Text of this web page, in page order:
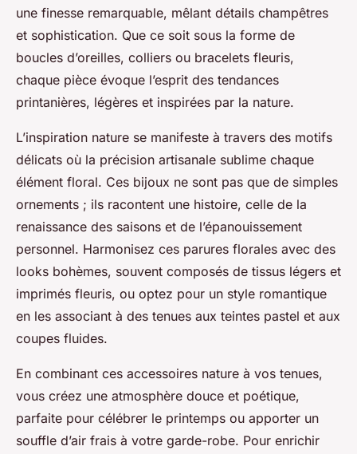
une finesse remarquable, mêlant détails champêtres
et sophistication. Que ce soit sous la forme de
boucles d’oreilles, colliers ou bracelets fleuris,
chaque pièce évoque l’esprit des tendances
printanières, légères et inspirées par la nature.
L’inspiration nature se manifeste à travers des motifs
délicats où la précision artisanale sublime chaque
élément floral. Ces bijoux ne sont pas que de simples
ornements ; ils racontent une histoire, celle de la
renaissance des saisons et de l’épanouissement
personnel. Harmonisez ces parures florales avec des
looks bohèmes, souvent composés de tissus légers et
imprimés fleuris, ou optez pour un style romantique
en les associant à des tenues aux teintes pastel et aux
coupes fluides.
En combinant ces accessoires nature à vos tenues,
vous créez une atmosphère douce et poétique,
parfaite pour célébrer le printemps ou apporter un
souffle d’air frais à votre garde-robe. Pour enrichir